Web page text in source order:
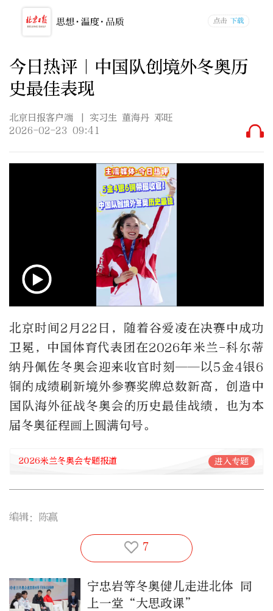
今日热评｜中国队创境外冬奥历
史最佳表现
北京日报客户端
| 实习生 董海丹 邓旺
2026-02-23 09:41
北京时间2月22日，随着谷爱凌在决赛中成功
卫冕，中国体育代表团在2026年米兰-科尔蒂
纳丹佩佐冬奥会迎来收官时刻——以5金4银6
铜的成绩刷新境外参赛奖牌总数新高，创造中
国队海外征战冬奥会的历史最佳战绩，也为本
届冬奥征程画上圆满句号。
2026米兰冬奥会专题报道 进入专题
编辑：陈赢
7
宁忠岩等冬奥健儿走进北体 同
上一堂“大思政课”